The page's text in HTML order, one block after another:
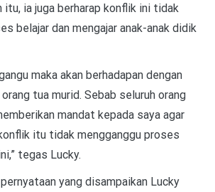
itu, ia juga berharap konflik ini tidak
belajar dan mengajar anak-anak didik
maka akan berhadapan dengan
tua murid. Sebab seluruh orang
mandat kepada saya agar
itu tidak mengganggu proses
tegas Lucky.
yang disampaikan Lucky